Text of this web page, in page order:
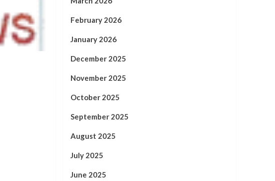
February 2026
January 2026
December 2025
November 2025
October 2025
September 2025
August 2025
July 2025
June 2025